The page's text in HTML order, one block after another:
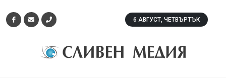
6 АВГУСТ, ЧЕТВЪРТЪК